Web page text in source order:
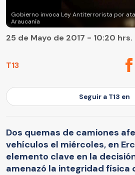
Gobierno invoca Ley Antiterrorista por
Araucanía
T13
25 de Mayo de 2017 - 10:20 hrs.
Seguir a T13 en
Dos quemas de camiones
vehículos el miércoles, en
elemento clave en la
amenazó la integridad física